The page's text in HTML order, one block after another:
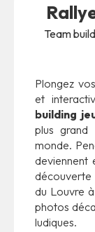
Team
Plongez
et
building
plus grand
monde.
deviennent
découverte
du Louvre
photos
ludiques.